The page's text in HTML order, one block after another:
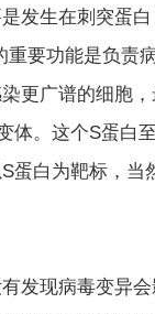
发生在刺突蛋
重要功能是负责
更广谱的细胞
体。这个S蛋白
蛋白为靶标，当
发现病毒变异